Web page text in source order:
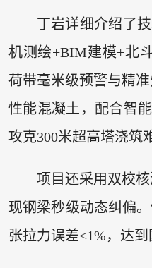
丁岩详细介绍了
机测绘+BIM建模+北
荷带毫米级预警与精
性能混凝土，配合智能
攻克300米超高塔浇筑
项目还采用双校
现钢梁秒级动态纠偏
张拉力误差≤1%，达到